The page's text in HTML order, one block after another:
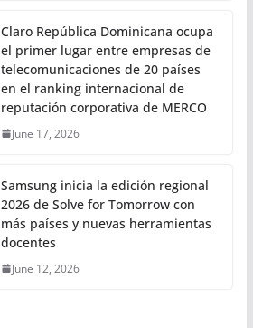
Claro República Dominicana ocupa
el primer lugar entre empresas de
telecomunicaciones de 20 países
en el ranking internacional de
reputación corporativa de MERCO
June 17, 2026
Samsung inicia la edición regional
2026 de Solve for Tomorrow con
más países y nuevas herramientas
docentes
June 12, 2026